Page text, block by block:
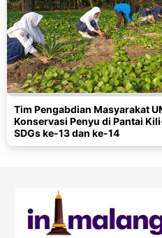
Tim Pengabdian Masyarakat
Konservasi Penyu di Pantai
SDGs ke-13 dan ke-14